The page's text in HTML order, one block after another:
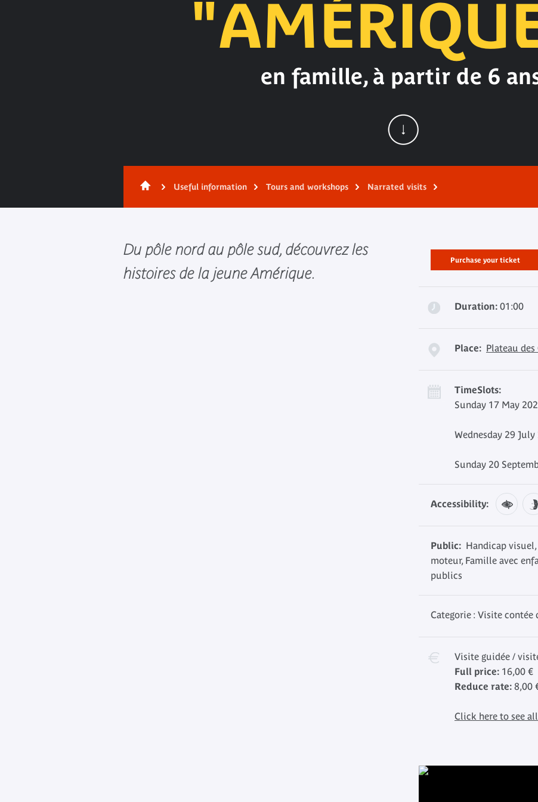
en famille, à partir de 6
Useful information Tours and workshops Narrated visits
Du pôle nord au pôle sud, découvrez les
histoires de la jeune Amérique.
Purchase your ticket
Duration: 01:00
Place: Plateau
TimeSlots:
Sunday 17 May
Wednesday 29
Sunday 20
Accessibility:
Public: Handicap
moteur, Famille avec
publics
Categorie : Visite contée
Visite guidée /
Full price: 16,00 €
Reduce rate: 8,00
Click here to see